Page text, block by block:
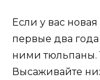
Eсли у вас
первые два
ними тюльпаны.
Высаживайте